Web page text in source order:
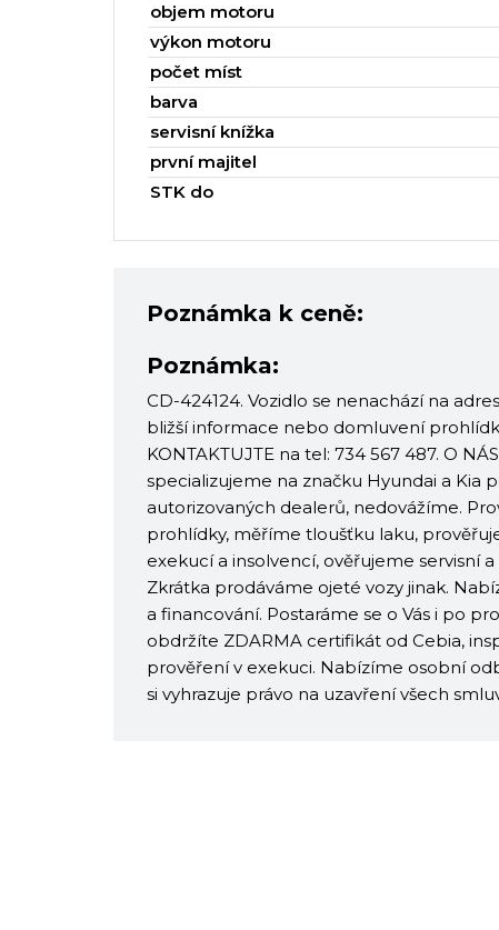
objem motoru
výkon motoru
počet míst
barva
servisní knížka
první majitel
STK do
Poznámka k ceně:
Poznámka:
CD-424124. Vozidlo se nenachází na
bližší informace nebo domluvení
KONTAKTUJTE na tel: 734 567 487. O
specializujeme na značku Hyundai a Kia
autorizovaných dealerů, nedovážíme.
prohlídky, měříme tloušťku laku,
exekucí a insolvencí, ověřujeme servisní
Zkrátka prodáváme ojeté vozy jinak.
a financování. Postaráme se o Vás i po
obdržíte ZDARMA certifikát od Cebia,
prověření v exekuci. Nabízíme osobní
si vyhrazuje právo na uzavření všech